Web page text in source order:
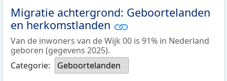
Migratie achtergrond: Geboortelanden
en herkomstlanden
Van de inwoners van de Wijk 00 is 91% in Nederland
geboren (gegevens 2025).
Categorie:
Geboortelanden